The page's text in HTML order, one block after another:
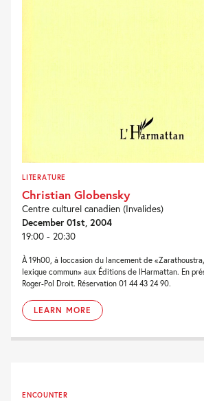
LITERATURE
Christian Globensky
Centre culturel canadien (Invalides)
December 01st, 2004
19:00 - 20:30
À 19h00, à loccasion du lancement de
lexique commun» aux Éditions de lHarmattan. En
Roger-Pol Droit. Réservation 01 44 43 24 90.
LEARN MORE
ENCOUNTER